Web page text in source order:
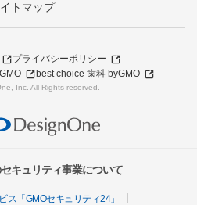
トマップ
プライバシーポリシー
best choice 歯科 byGMO
Inc. All Rights reserved.
キュリティ事業について
「GMOセキュリティ24」